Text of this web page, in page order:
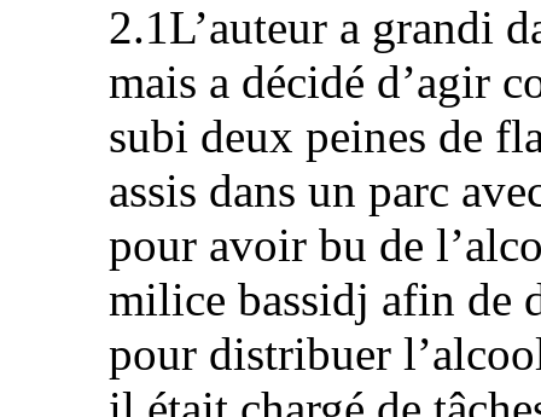
2.1L’auteur a grandi
mais a décidé d’agir
subi deux peines de
assis dans un parc
pour avoir bu de
milice bassidj afin de
pour distribuer